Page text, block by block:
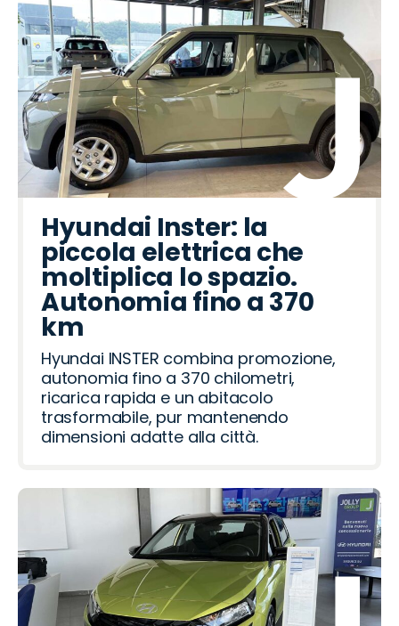
Hyundai Inster: la
piccola elettrica che
moltiplica lo spazio.
Autonomia fino a 370
km
Hyundai INSTER combina promozione,
autonomia fino a 370 chilometri,
ricarica rapida e un abitacolo
trasformabile, pur mantenendo
dimensioni adatte alla città.